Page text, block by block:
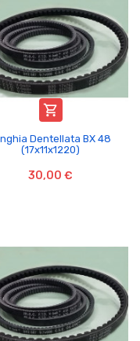

Dentellata BX 48
(17x11x1220)
30,00 €